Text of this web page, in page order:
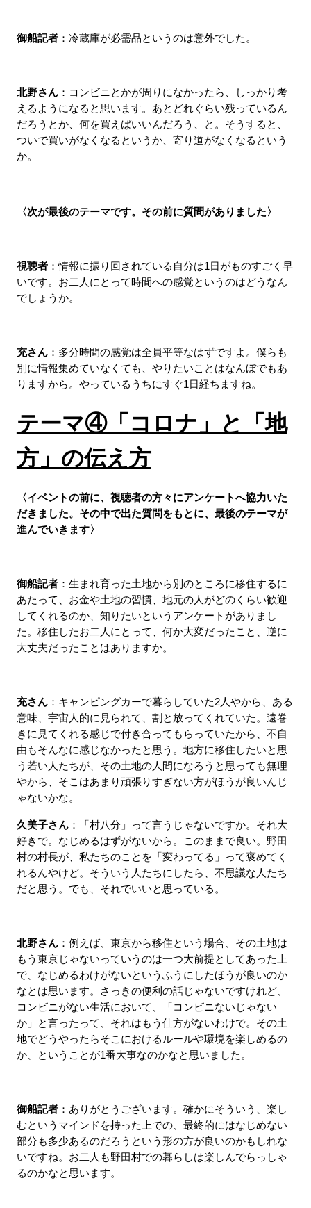
御船記者：冷蔵庫が必需品というのは意外でした。
北野さん：コンビニとかが周りになかったら、しっかり考
えるようになると思います。あとどれぐらい残っているん
だろうとか、何を買えばいいんだろう、と。そうすると、
ついで買いがなくなるというか、寄り道がなくなるという
か。
〈次が最後のテーマです。その前に質問がありました〉
視聴者：情報に振り回されている自分は1日がものすごく早
いです。お二人にとって時間への感覚というのはどうなん
でしょうか。
充さん：多分時間の感覚は全員平等なはずですよ。僕らも
別に情報集めていなくても、やりたいことはなんぼでもあ
りますから。やっているうちにすぐ1日経ちますね。
テーマ④「コロナ」と「地
方」の伝え方
〈イベントの前に、視聴者の方々にアンケートへ協力いた
だきました。その中で出た質問をもとに、最後のテーマが
進んでいきます〉
御船記者：生まれ育った土地から別のところに移住するに
あたって、お金や土地の習慣、地元の人がどのくらい歓迎
してくれるのか、知りたいというアンケートがありまし
た。移住したお二人にとって、何か大変だったこと、逆に
大丈夫だったことはありますか。
充さん：キャンピングカーで暮らしていた2人やから、ある
意味、宇宙人的に見られて、割と放ってくれていた。遠巻
きに見てくれる感じで付き合ってもらっていたから、不自
由もそんなに感じなかったと思う。地方に移住したいと思
う若い人たちが、その土地の人間になろうと思っても無理
やから、そこはあまり頑張りすぎない方がほうが良いんじ
ゃないかな。
久美子さん：「村八分」って言うじゃないですか。それ大
好きで。なじめるはずがないから。このままで良い。野田
村の村長が、私たちのことを「変わってる」って褒めてく
れるんやけど。そういう人たちにしたら、不思議な人たち
だと思う。でも、それでいいと思っている。
北野さん：例えば、東京から移住という場合、その土地は
もう東京じゃないっていうのは一つ大前提としてあった上
で、なじめるわけがないというふうにしたほうが良いのか
なとは思います。さっきの便利の話じゃないですけれど、
コンビニがない生活において、「コンビニないじゃない
か」と言ったって、それはもう仕方がないわけで。その土
地でどうやったらそこにおけるルールや環境を楽しめるの
か、ということが1番大事なのかなと思いました。
御船記者：ありがとうございます。確かにそういう、楽し
むというマインドを持った上での、最終的にはなじめない
部分も多少あるのだろうという形の方が良いのかもしれな
いですね。お二人も野田村での暮らしは楽しんでらっしゃ
るのかなと思います。